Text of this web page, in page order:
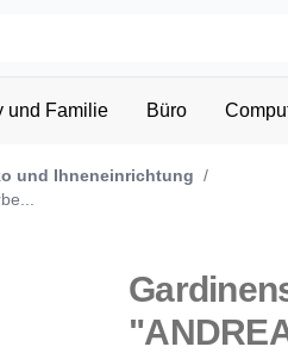
und Familie Büro
und Ihneneinrichtung /